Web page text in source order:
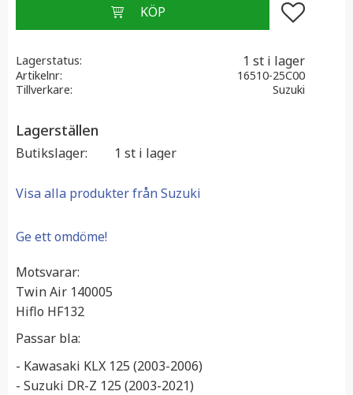
Lägg till i
Lagerstatus 1 st i lager
Artikelnr
16510-25C00
Tillverkare
Suzuki
Lagerställen
Butikslager 1 st i lager
Visa alla produkter från Suzuki
Ge ett omdöme!
Motsvarar:
Twin Air 140005
Hiflo HF132
Passar bla:
- Kawasaki KLX 125 (2003-2006)
- Suzuki DR-Z 125 (2003-2021)